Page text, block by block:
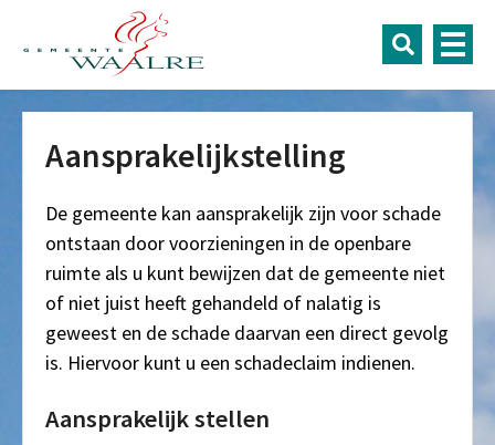
Aansprakelijkstelling
De gemeente kan aansprakelijk zijn voor schade
ontstaan door voorzieningen in de openbare
ruimte als u kunt bewijzen dat de gemeente niet
of niet juist heeft gehandeld of nalatig is
geweest en de schade daarvan een direct gevolg
is. Hiervoor kunt u een schadeclaim indienen.
Aansprakelijk stellen